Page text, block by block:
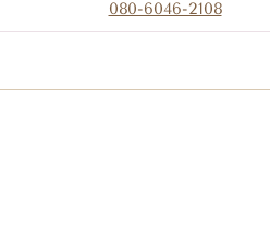
080-6046-2108